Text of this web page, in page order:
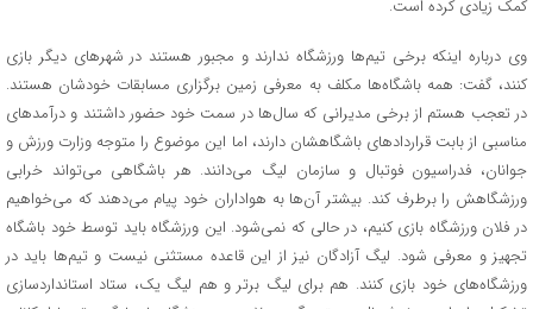
کمک زیادی کرده است.
وی درباره اینکه برخی تیم‌ها ورزشگاه ندارند و مجبور هستند در شهرهای دیگر بازی
کنند، گفت: همه باشگاه‌ها مکلف به معرفی زمین برگزاری مسابقات خودشان هستند.
در تعجب هستم از برخی مدیرانی که سال‌ها در سمت خود حضور داشتند و درآمدهای
مناسبی از بابت قراردادهای باشگاهشان دارند، اما این موضوع را متوجه وزارت ورزش و
جوانان، فدراسیون فوتبال و سازمان لیگ می‌دانند. هر باشگاهی می‌تواند خرابی
ورزشگاهش را برطرف کند. بیشتر آن‌ها به هواداران خود پیام می‌دهند که می‌خواهیم
در فلان ورزشگاه بازی کنیم، در حالی که نمی‌شود. این ورزشگاه باید توسط خود باشگاه
تجهیز و معرفی شود. لیگ آزادگان نیز از این قاعده مستثنی نیست و تیم‌ها باید در
ورزشگاه‌های خود بازی کنند. هم برای لیگ برتر و هم لیگ یک، ستاد استانداردسازی